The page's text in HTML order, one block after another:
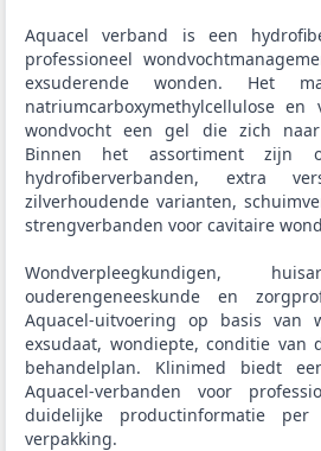
Aquacel verband is een
professioneel
exsuderende wonden. Het
natriumcarboxymethylcellulose
wondvocht een gel die zich
Binnen het assortiment zijn
hydrofiberverbanden, extra
zilverhoudende varianten,
strengverbanden voor cavitaire
Wondverpleegkundigen,
ouderengeneeskunde en
Aquacel-uitvoering op basis van
exsudaat, wondiepte, conditie van
behandelplan. Klinimed biedt
Aquacel-verbanden voor
duidelijke productinformatie
verpakking.